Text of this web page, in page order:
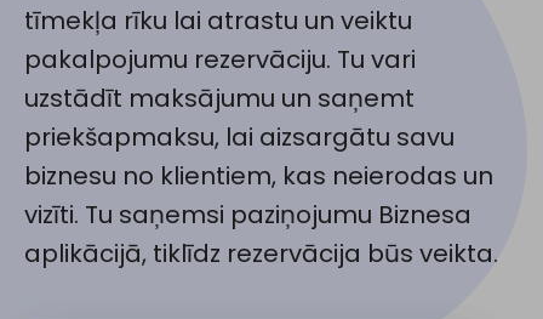
tīmekļa rīku lai atrastu un veiktu
pakalpojumu rezervāciju. Tu vari
uzstādīt maksājumu un saņemt
priekšapmaksu, lai aizsargātu savu
biznesu no klientiem, kas neierodas un
vizīti. Tu saņemsi paziņojumu Biznesa
aplikācijā, tiklīdz rezervācija būs veikta.